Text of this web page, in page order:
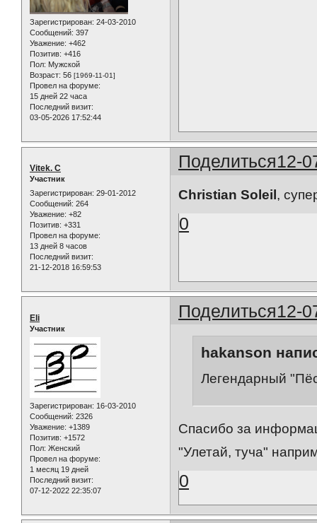
Зарегистрирован: 24-03-2010
Сообщений: 397
Уважение: +462
Позитив: +416
Пол: Мужской
Возраст: 56 [1969-11-01]
Провел на форуме:
15 дней 22 часа
Последний визит:
03-05-2026 17:52:44
Поделиться12-
Vitek. C
Участник
Зарегистрирован: 29-01-2012
Сообщений: 264
Уважение: +82
Позитив: +331
Провел на форуме:
13 дней 8 часов
Последний визит:
21-12-2018 16:59:53
Christian Soleil,
0
Поделиться12-
Eli
Участник
Зарегистрирован: 16-03-2010
Сообщений: 2326
Уважение: +1389
Позитив: +1572
Пол: Женский
Провел на форуме:
1 месяц 19 дней
Последний визит:
07-12-2022 22:35:07
hakanson
Легендарный
Спасибо за
"Улетай, туча"
0